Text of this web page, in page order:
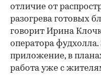
отличие от
разогрева готовых
говорит Ирина
оператора
приложение, в
работа уже с